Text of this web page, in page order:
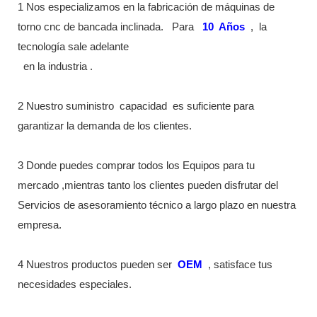
1 Nos especializamos en la fabricación de máquinas de
torno cnc de bancada inclinada.
Para 10 Años ,
la
tecnología sale adelante
en la industria .
2 Nuestro suministro capacidad
es suficiente para
garantizar la demanda de los clientes.
3 Donde puedes comprar todos los Equipos para tu
mercado ,mientras tanto los clientes pueden disfrutar del
Servicios de asesoramiento técnico a largo plazo en nuestra
empresa.
4 Nuestros productos pueden ser OEM
, satisface tus
necesidades especiales.